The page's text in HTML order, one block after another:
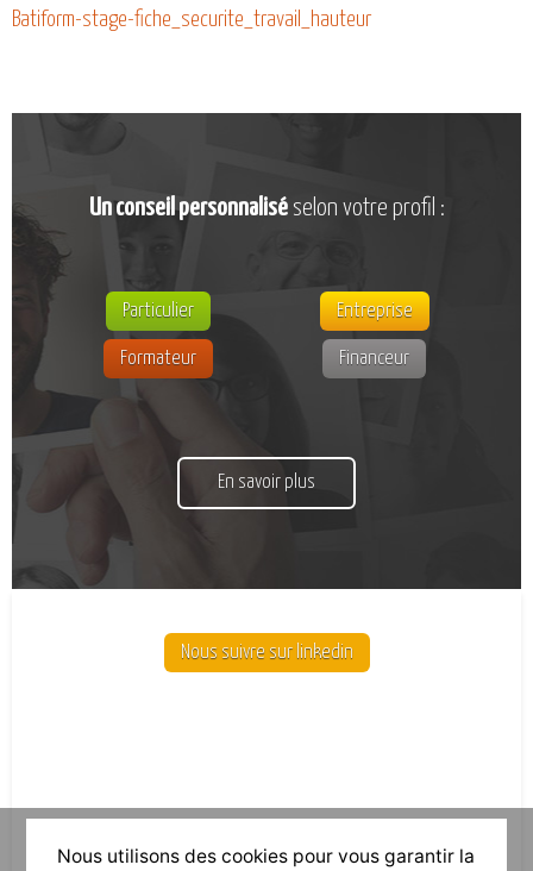
CATALOGUE DE FORMATIONS
NOS PERFECTIONNEMENTS PAR MÉTIER
INSCRIPTIONS
Batiform-stage-fiche_securite_travail_hauteur
Un conseil personnaliséselon votre profil :
Particulier Entreprise
Formateur Financeur
En savoir plus
Nous suivre sur linkedin
Nous utilisons des cookies pour vous garantir la